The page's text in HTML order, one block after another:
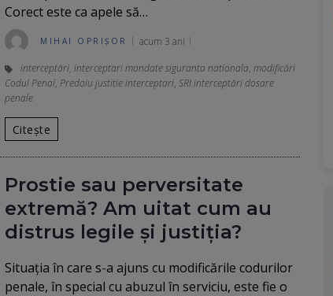
Corect este ca apele să…
MIHAI OPRIȘOR acum 3 ani
interceptări, interceptari mandate siguranta nationala, modificări
Codul Penal, Predoiu justitie interceptari, SRI interceptări dosare
penale
Citește
Prostie sau perversitate
extremă? Am uitat cum au
distrus legile și justiția?
Situația în care s-a ajuns cu modificările codurilor
penale, în special cu abuzul în serviciu, este fie o